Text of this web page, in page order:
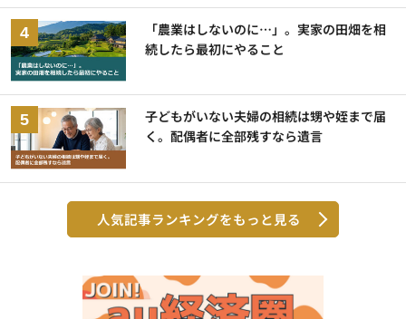
「農業はしないのに…」。実家の田畑を相
続したら最初にやること
子どもがいない夫婦の相続は甥や姪まで届
く。配偶者に全部残すなら遺言
人気記事ランキングをもっと見る